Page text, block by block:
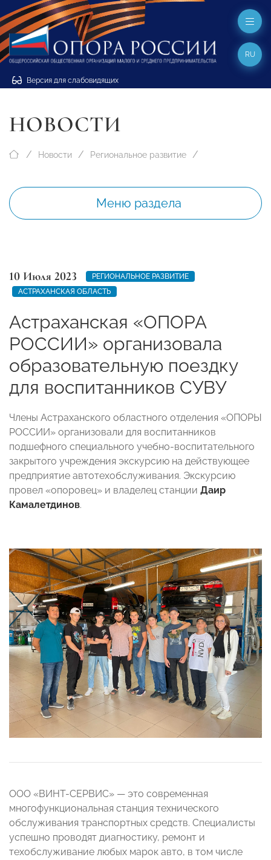
Версия для слабовидящих
RU
НОВОСТИ
Новости Региональное развитие
Меню раздела
10 Июля 2023
РЕГИОНАЛЬНОЕ РАЗВИТИЕ
АСТРАХАНСКАЯ ОБЛАСТЬ
Астраханская «ОПОРА
РОССИИ» организовала
образовательную поездку
для воспитанников СУВУ
Члены Астраханского областного отделения «ОПОРЫ
РОССИИ» организовали для воспитанников
подшефного специального учебно-воспитательного
закрытого учреждения экскурсию на действующее
предприятие автотехобслуживания. Экскурсию
провел «опоровец» и владелец станции Даир
Камалетдинов.
ООО «ВИНТ-СЕРВИС» — это современная
многофункциональная станция технического
обслуживания транспортных средств. Специалисты
успешно проводят диагностику, ремонт и
техобслуживание любых марок авто, в том числе